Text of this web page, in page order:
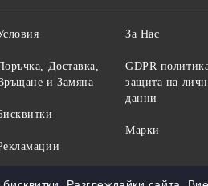
Доставка,
и Замяна
За Нас
GDPR
защита на
данни
Марки